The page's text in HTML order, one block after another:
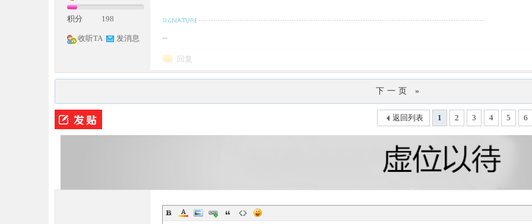
积分 198
收听TA 发消息 ...
回复
下一页 »
1 2 3 4 5 6
返回列表